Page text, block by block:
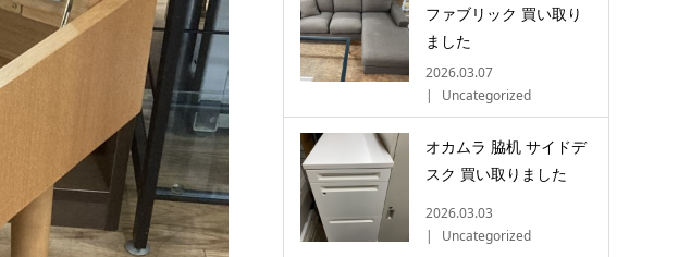
ファブリック 買い取り
ました
2026.03.07
Uncategorized
オカムラ 脇机 サイドデ
スク 買い取りました
2026.03.03
Uncategorized